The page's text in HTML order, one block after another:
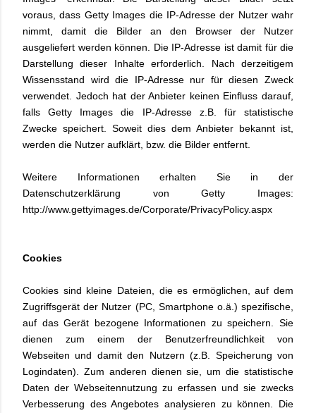
voraus, dass Getty Images die IP-Adresse der Nutzer wahr
nimmt, damit die Bilder an den Browser der Nutzer
ausgeliefert werden können. Die IP-Adresse ist damit für die
Darstellung dieser Inhalte erforderlich. Nach derzeitigem
Wissensstand wird die IP-Adresse nur für diesen Zweck
verwendet. Jedoch hat der Anbieter keinen Einfluss darauf,
falls Getty Images die IP-Adresse z.B. für statistische
Zwecke speichert. Soweit dies dem Anbieter bekannt ist,
werden die Nutzer aufklärt, bzw. die Bilder entfernt.
Weitere Informationen erhalten Sie in der
Datenschutzerklärung von Getty Images:
http://www.gettyimages.de/Corporate/PrivacyPolicy.aspx
Cookies
Cookies sind kleine Dateien, die es ermöglichen, auf dem
Zugriffsgerät der Nutzer (PC, Smartphone o.ä.) spezifische,
auf das Gerät bezogene Informationen zu speichern. Sie
dienen zum einem der Benutzerfreundlichkeit von
Webseiten und damit den Nutzern (z.B. Speicherung von
Logindaten). Zum anderen dienen sie, um die statistische
Daten der Webseitennutzung zu erfassen und sie zwecks
Verbesserung des Angebotes analysieren zu können. Die